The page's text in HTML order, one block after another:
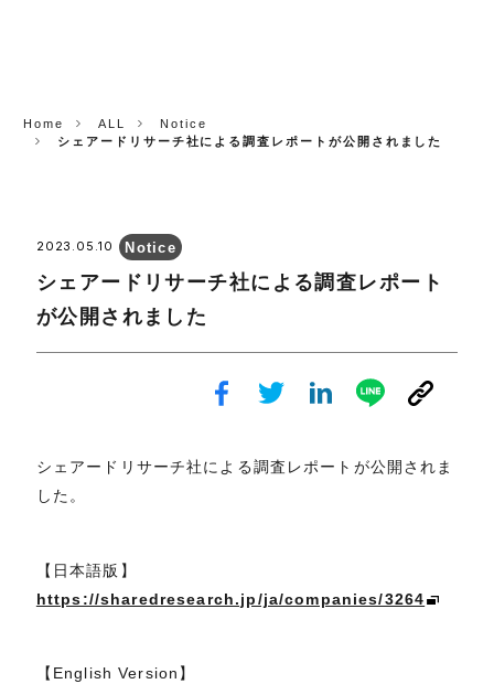
Home ALL
Notice
シェアードリサーチ社による調査レポートが公開されました
2023.05.10 Notice
シェアードリサーチ社による調査レポート
が公開されました
シェアードリサーチ社による調査レポートが公開されま
した。
【日本語版】
https://sharedresearch.jp/ja/companies/3264
【English Version】